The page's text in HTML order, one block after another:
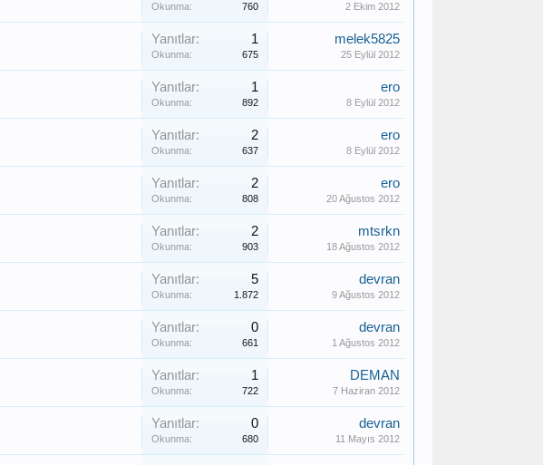
Okunma: 760 2 Ekim 2012
Yanıtlar: 1
Okunma: 675
melek5825
25 Eylül 2012
Yanıtlar: 1
Okunma: 892
ero
8 Eylül 2012
Yanıtlar: 2
Okunma: 637
ero
8 Eylül 2012
Yanıtlar: 2
Okunma: 808
ero
20 Ağustos 2012
Yanıtlar: 2
Okunma: 903
mtsrkn
18 Ağustos 2012
Yanıtlar: 5
Okunma: 1.872
devran
9 Ağustos 2012
Yanıtlar: 0
Okunma: 661
devran
1 Ağustos 2012
Yanıtlar: 1
Okunma: 722
DEMAN
7 Haziran 2012
Yanıtlar: 0
Okunma: 680
devran
11 Mayıs 2012